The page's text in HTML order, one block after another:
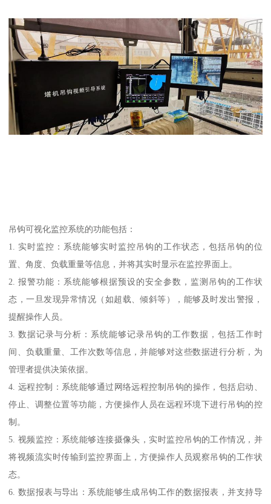
吊钩可视化监控系统的功能包括：
1. 实时监控：系统能够实时监控吊钩的工作状态，包括吊钩的位
置、角度、负载重量等信息，并将其实时显示在监控界面上。
2. 报警功能：系统能够根据预设的安全参数，监测吊钩的工作状
态，一旦发现异常情况（如超载、倾斜等），能够及时发出警报，
提醒操作人员。
3. 数据记录与分析：系统能够记录吊钩的工作数据，包括工作时
间、负载重量、工作次数等信息，并能够对这些数据进行分析，为
管理者提供决策依据。
4. 远程控制：系统能够通过网络远程控制吊钩的操作，包括启动、
停止、调整位置等功能，方便操作人员在远程环境下进行吊钩的控
制。
5. 视频监控：系统能够连接摄像头，实时监控吊钩的工作情况，并
将视频流实时传输到监控界面上，方便操作人员观察吊钩的工作状
态。
6. 数据报表与导出：系统能够生成吊钩工作的数据报表，并支持导